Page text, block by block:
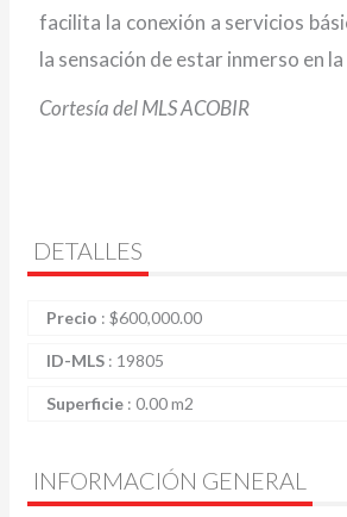
facilita la conexión a servicios
la sensación de estar inmerso en
Cortesía del MLS ACOBIR
DETALLES
Precio : $600,000.00
ID-MLS : 19805
Superficie : 0.00 m2
INFORMACIÓN GENERAL